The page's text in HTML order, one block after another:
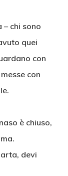
chi sono
quei
con
con
è chiuso,
devi